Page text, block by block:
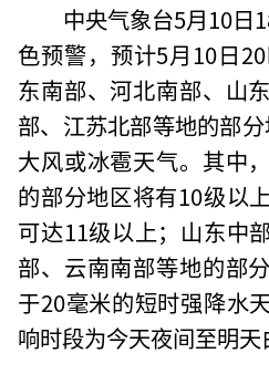
中央气象台5月10日
色预警，预计5月10日
东南部、河北南部、山
部、江苏北部等地的部
大风或冰雹天气。其中
的部分地区将有10级以
可达11级以上；山东中
部、云南南部等地的部
于20毫米的短时强降水
响时段为今天夜间至明天